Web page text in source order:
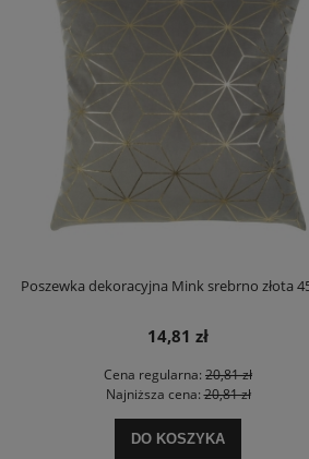
Poszewka dekoracyjna Mink srebrno złota
14,81 zł
Cena regularna: 20,81 zł
Najniższa cena:20,81 zł
DO KOSZYKA